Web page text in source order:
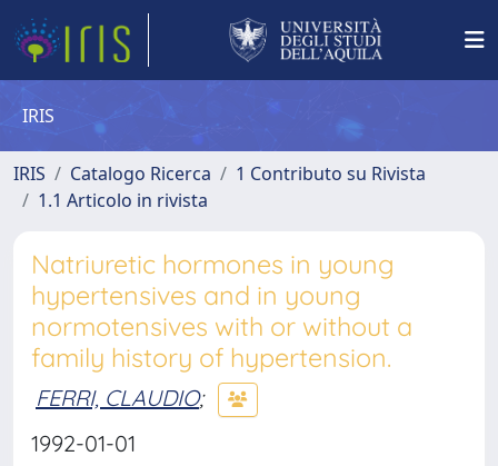
IRIS
IRIS Catalogo Ricerca
1 Contributo su Rivista
1.1 Articolo in rivista
Natriuretic hormones in young
hypertensives and in young
normotensives with or without a
family history of hypertension.
FERRI, CLAUDIO;
1992-01-01